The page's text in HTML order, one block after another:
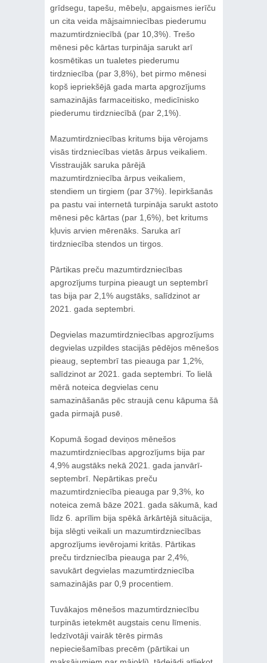
grīdsegu, tapešu, mēbeļu, apgaismes ierīču
un cita veida mājsaimniecības piederumu
mazumtirdzniecībā (par 10,3%). Trešo
mēnesi pēc kārtas turpināja sarukt arī
kosmētikas un tualetes piederumu
tirdzniecība (par 3,8%), bet pirmo mēnesi
kopš iepriekšējā gada marta apgrozījums
samazinājās farmaceitisko, medicīnisko
piederumu tirdzniecībā (par 2,1%).
Mazumtirdzniecības kritums bija vērojams
visās tirdzniecības vietās ārpus veikaliem.
Visstraujāk saruka pārējā
mazumtirdzniecība ārpus veikaliem,
stendiem un tirgiem (par 37%). Iepirkšanās
pa pastu vai internetā turpināja sarukt astoto
mēnesi pēc kārtas (par 1,6%), bet kritums
kļuvis arvien mērenāks. Saruka arī
tirdzniecība stendos un tirgos.
Pārtikas preču mazumtirdzniecības
apgrozījums turpina pieaugt un septembrī
tas bija par 2,1% augstāks, salīdzinot ar
2021. gada septembri.
Degvielas mazumtirdzniecības apgrozījums
degvielas uzpildes stacijās pēdējos mēnešos
pieaug, septembrī tas pieauga par 1,2%,
salīdzinot ar 2021. gada septembri. To lielā
mērā noteica degvielas cenu
samazināšanās pēc straujā cenu kāpuma šā
gada pirmajā pusē.
Kopumā šogad deviņos mēnešos
mazumtirdzniecības apgrozījums bija par
4,9% augstāks nekā 2021. gada janvārī-
septembrī. Nepārtikas preču
mazumtirdzniecība pieauga par 9,3%, ko
noteica zemā bāze 2021. gada sākumā, kad
līdz 6. aprīlim bija spēkā ārkārtējā situācija,
bija slēgti veikali un mazumtirdzniecības
apgrozījums ievērojami kritās. Pārtikas
preču tirdzniecība pieauga par 2,4%,
savukārt degvielas mazumtirdzniecība
samazinājās par 0,9 procentiem.
Tuvākajos mēnešos mazumtirdzniecību
turpinās ietekmēt augstais cenu līmenis.
Iedzīvotāji vairāk tērēs pirmās
nepieciešamības precēm (pārtikai un